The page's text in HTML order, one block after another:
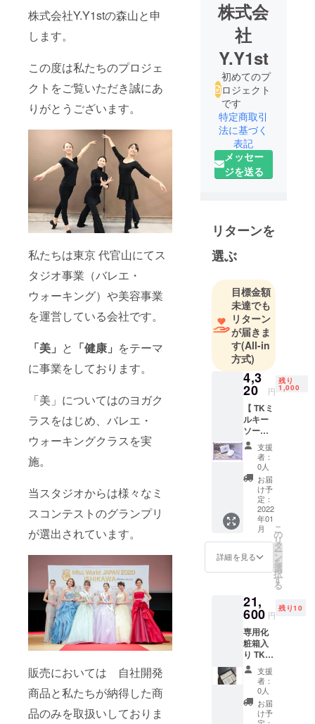
株式会社Y.Y1stの森山と申
します。
この度は私たちのプロジェ
クトをご覧いただき誠にあ
りがとうございます。
私たちは東京 代官山にてス
タジオ事業（バレエ・
ウォーキング）や美容事業
を運営している会社です。
「美」 と 「健康」 をテーマ
に事業をしております。
「美」についてはのヨガク
ラスをはじめ、バレエ・
ウォーキングクラスを実
施。
当スタジオからは様々なミ
スコンテストのグランプリ
が選出されています。
販売においては 自社開発
商品と私たちが納得した商
品のみを取扱いしておりま
株式会
社
Y.Y1st
初めてのプ
ロジェクト
です
特定商取引
法に基づく
表記
メッセー
ジを送る
リターンを
選ぶ
目標金額
未達でも
リターン
が届きま
す(All-in
方式)
4,3
20 円
残り
1,000
【 TKミ
ルキー
ソープ
シルク
石鹸 小
石丸 】
100g 定
価4,320
円（税
込・送
料別）
を今回
特別価
格にて
送料込
み4,320
にてお
届けし
ます。
多くの
方に幻
の小石
丸シル
ク石鹸
を手に
取って
いただ
支援
者：
0人
お届
け予
定：
2022
年01
月
詳細を見る
こ
の
リ
タ
ー
ン
を
選
択
す
る
21,
600 円
残り10
専用化
粧箱入
り TK小
石丸シ
ルキー
ソー
プ シ
ルク石
支援
者：
0人
お届
け予